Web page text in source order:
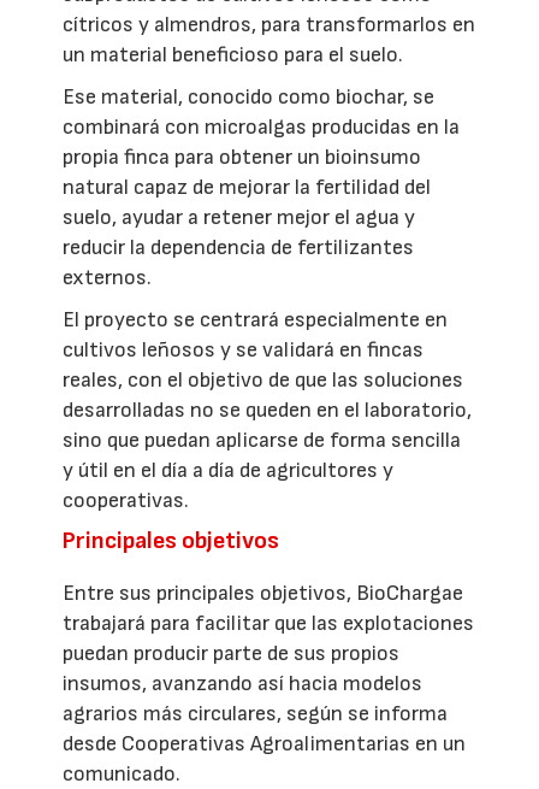
cítricos y almendros, para transformarlos en
un material beneficioso para el suelo.
Ese material, conocido como biochar, se
combinará con microalgas producidas en la
propia finca para obtener un bioinsumo
natural capaz de mejorar la fertilidad del
suelo, ayudar a retener mejor el agua y
reducir la dependencia de fertilizantes
externos.
El proyecto se centrará especialmente en
cultivos leñosos y se validará en fincas
reales, con el objetivo de que las soluciones
desarrolladas no se queden en el laboratorio,
sino que puedan aplicarse de forma sencilla
y útil en el día a día de agricultores y
cooperativas.
Principales objetivos
Entre sus principales objetivos, BioChargae
trabajará para facilitar que las explotaciones
puedan producir parte de sus propios
insumos, avanzando así hacia modelos
agrarios más circulares, según se informa
desde Cooperativas Agroalimentarias en un
comunicado.